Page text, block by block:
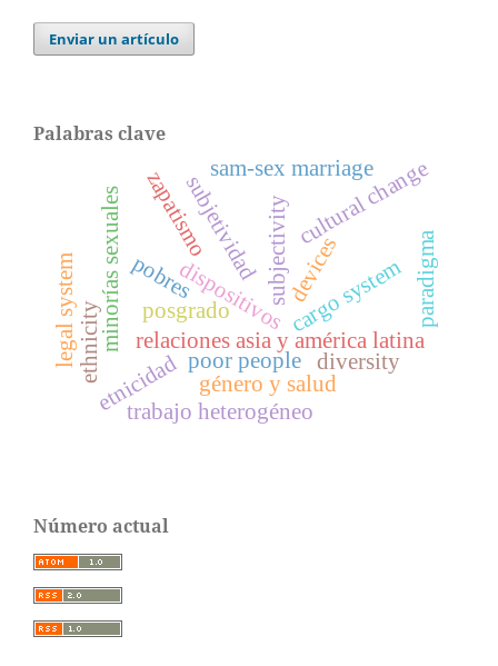
Enviar un artículo
Palabras clave
relaciones asia y américa latina
cargo system
dispositivos
pobres subjectivity
subjetividad
sam-sex marriage
minorías sexuales cultural change
devices
ethnicityetnicidad
legal system
zapatismo
paradigma
poor people
género y salud
trabajo heterogéneo
diversity
posgrado
Número actual